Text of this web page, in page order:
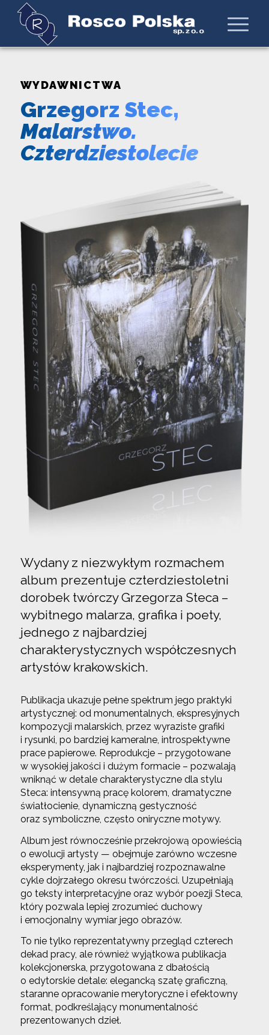
WYDAWNICTWA
Grzegorz Stec,
Malarstwo.
Czterdziestolecie
Wydany z niezwykłym rozmachem
album prezentuje czterdziestoletni
dorobek twórczy Grzegorza Steca –
wybitnego malarza, grafika i poety,
jednego z najbardziej
charakterystycznych współczesnych
artystów krakowskich.
Publikacja ukazuje pełne spektrum jego praktyki
artystycznej: od monumentalnych, ekspresyjnych
kompozycji malarskich, przez wyraziste grafiki
i rysunki, po bardziej kameralne, introspektywne
prace papierowe. Reprodukcje – przygotowane
w wysokiej jakości i dużym formacie – pozwalają
wniknąć w detale charakterystyczne dla stylu
Steca: intensywną pracę kolorem, dramatyczne
światłocienie, dynamiczną gestyczność
oraz symboliczne, często oniryczne motywy.
Album jest równocześnie przekrojową opowieścią
o ewolucji artysty — obejmuje zarówno wczesne
eksperymenty, jak i najbardziej rozpoznawalne
cykle dojrzałego okresu twórczości. Uzupełniają
go teksty interpretacyjne oraz wybór poezji Steca,
który pozwala lepiej zrozumieć duchowy
i emocjonalny wymiar jego obrazów.
To nie tylko reprezentatywny przegląd czterech
dekad pracy, ale również wyjątkowa publikacja
kolekcjonerska, przygotowana z dbałością
o edytorskie detale: elegancką szatę graficzną,
staranne opracowanie merytoryczne i efektowny
format, podkreślający monumentalność
prezentowanych dzieł.